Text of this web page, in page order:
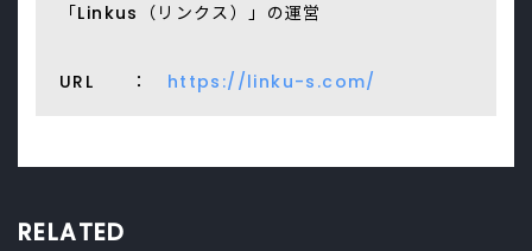
「Linkus（リンクス）」の運営
URL ： https://linku-s.com/
RELATED